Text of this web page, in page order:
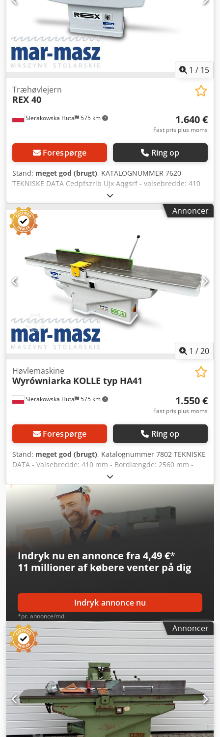
stand, original DTR-dokumentation Nettopris: 21.900 PLN
Nettopris: 5.200 EUR afhængig af kursen 4,2 EUR (Priser
kan variere ved større udsving)
1 / 15
Sierakowska Huta 575 km
Træhøvlejern
REX 40
1.640 €
Fast pris plus moms
Forespørge Ring op
Stand: meget god (brugt), KATALOGNUMMER 7620
TEKNISKE DATA Cedpfszrlb Ujx Aqgsrf - valsebredde: 410
mm - bordlængde: 2220 mm - bords af støbejern - begge
borde justerbare - original støbejernsføring - motor ca. 3
kW - dimensioner (l/b/h): 2220x800x1140 mm - vægt: 504 kg
FORDELE – tysk produktion – brugt afretter – i meget god
stand Nettopris: 6900 PLN Nettopris: 1640 EUR ved kurs 4,2
EUR (Priserne kan ændre sig ved større udsving)
Annoncer
1 /20
Sierakowska Huta 575 km
Høvlemaskine
Wyrówniarka KOLLE typ HA41
1.550 €
Fast pris plus moms
Forespørge Ring op
Stand: meget god (brugt), Katalognummer 7802 TEKNISKE
DATA - Valsebredde: 410 mm - Bordlængde: 2560 mm -
Borde i støbejern - Begge borde justerbare - Original
støbejernsanslag med vinkeljustering - Motor: 2,2 kW -
Beskyttelse på valse - Udsugsstuds diameter: 150 mm -
Dimensioner (L/B/H): 2560x700x1170 mm - Vægt: 695 kg
FORDELE – Tysk produktion – Brugt afretter – Meget god
stand Cjdpfx Aszhu Dqjqgorf Nettopris: 6.500 PLN
Nettopris: 1.550 EUR afhængig af kurs 4,2 EUR (Priser kan
ændres ved større udsving)
Indryk nu en annonce fra 4,49 €*
11 millioner af købere venter på dig
Indryk annonce nu
*pr. annonce/md.
Annoncer